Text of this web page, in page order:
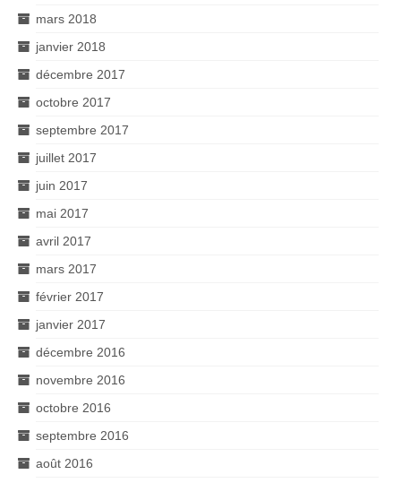
mars 2018
janvier 2018
décembre 2017
octobre 2017
septembre 2017
juillet 2017
juin 2017
mai 2017
avril 2017
mars 2017
février 2017
janvier 2017
décembre 2016
novembre 2016
octobre 2016
septembre 2016
août 2016